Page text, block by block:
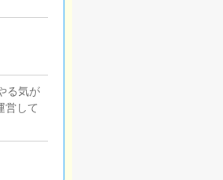
キャ
業を行
にはボ
な人で
店内の
る気が
営して